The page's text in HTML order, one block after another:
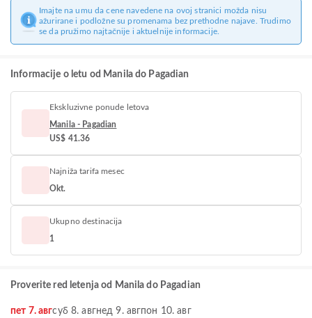
Imajte na umu da cene navedene na ovoj stranici možda nisu
ažurirane i podložne su promenama bez prethodne najave. Trudimo
se da pružimo najtačnije i aktuelnije informacije.
Informacije o letu od Manila do Pagadian
Ekskluzivne ponude letova
Manila - Pagadian
US$ 41.36
Najniža tarifa mesec
Okt.
Ukupno destinacija
1
Proverite red letenja od Manila do Pagadian
пет 7. авгсуб 8. авгнед 9. авгпон 10. авг